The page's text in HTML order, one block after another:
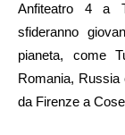
Anfiteatro 4 a
sfideranno
pianeta, come
Romania, Russia
da Firenze a